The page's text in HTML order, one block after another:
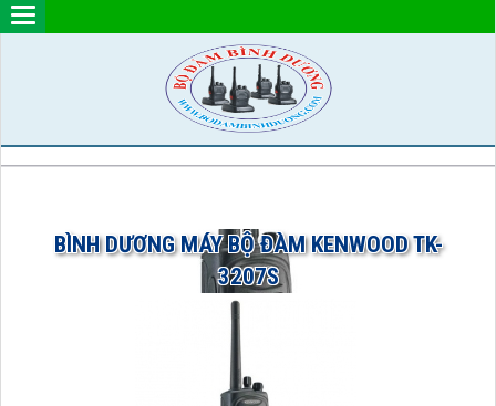
BÌNH DƯƠNG MÁY BỘ ĐÀM KENWOOD TK-
3207S